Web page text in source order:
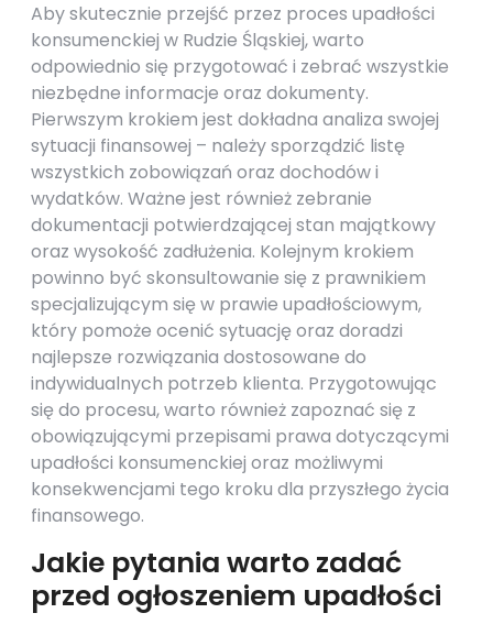
Aby skutecznie przejść przez proces upadłości
konsumenckiej w Rudzie Śląskiej, warto
odpowiednio się przygotować i zebrać wszystkie
niezbędne informacje oraz dokumenty.
Pierwszym krokiem jest dokładna analiza swojej
sytuacji finansowej – należy sporządzić listę
wszystkich zobowiązań oraz dochodów i
wydatków. Ważne jest również zebranie
dokumentacji potwierdzającej stan majątkowy
oraz wysokość zadłużenia. Kolejnym krokiem
powinno być skonsultowanie się z prawnikiem
specjalizującym się w prawie upadłościowym,
który pomoże ocenić sytuację oraz doradzi
najlepsze rozwiązania dostosowane do
indywidualnych potrzeb klienta. Przygotowując
się do procesu, warto również zapoznać się z
obowiązującymi przepisami prawa dotyczącymi
upadłości konsumenckiej oraz możliwymi
konsekwencjami tego kroku dla przyszłego życia
finansowego.
Jakie pytania warto zadać
przed ogłoszeniem upadłości